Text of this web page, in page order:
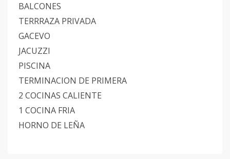
BALCONES
TERRRAZA PRIVADA
GACEVO
JACUZZI
PISCINA
TERMINACION DE PRIMERA
2 COCINAS CALIENTE
1 COCINA FRIA
HORNO DE LEÑA